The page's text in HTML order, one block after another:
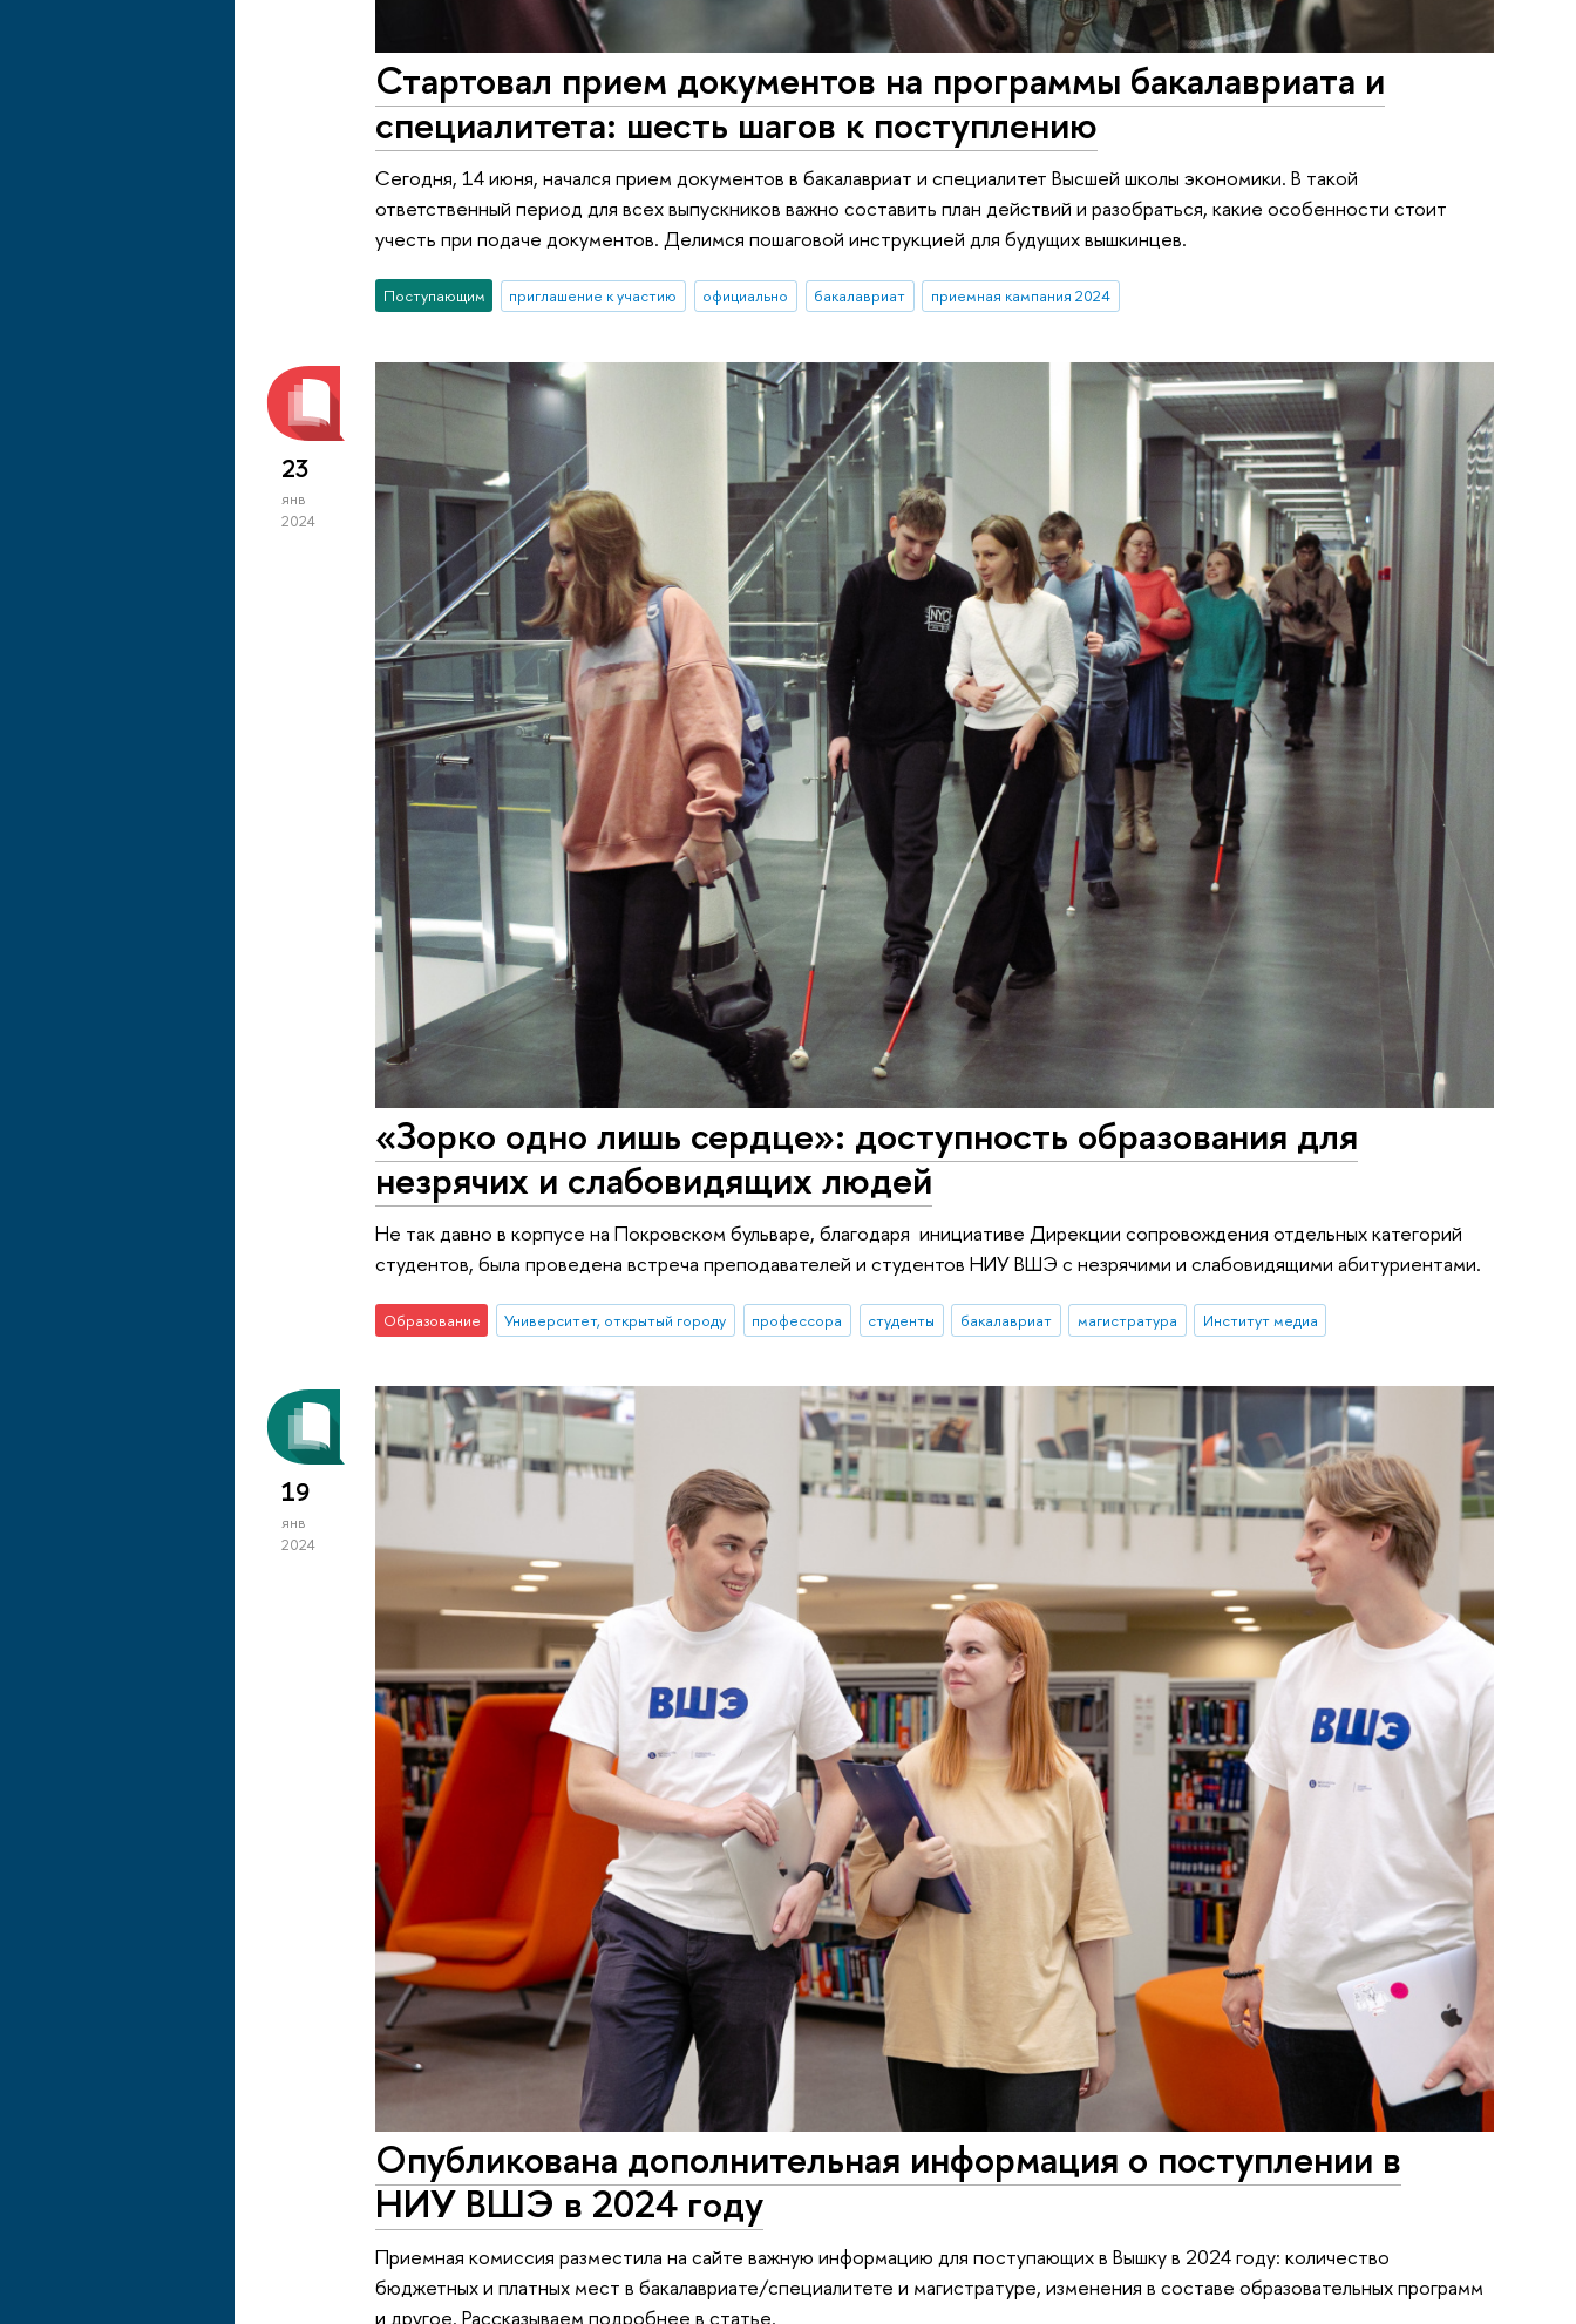
Стартовал прием документов на программы бакалавриата и
специалитета: шесть шагов к поступлению
Сегодня, 14 июня, начался прием документов в бакалавриат и специалитет Высшей школы экономики. В такой
ответственный период для всех выпускников важно составить план действий и разобраться, какие особенности стоит
учесть при подаче документов. Делимся пошаговой инструкцией для будущих вышкинцев.
Поступающим приглашение к участию официально бакалавриат приемная кампания 2024
23
янв
2024
«Зорко одно лишь сердце»: доступность образования для
незрячих и слабовидящих людей
Не так давно в корпусе на Покровском бульваре, благодаря инициативе Дирекции сопровождения отдельных категорий
студентов, была проведена встреча преподавателей и студентов НИУ ВШЭ с незрячими и слабовидящими абитуриентами.
Образование Университет, открытый городу профессора студенты бакалавриат магистратура Институт медиа
19
янв
2024
Опубликована дополнительная информация о поступлении в
НИУ ВШЭ в 2024 году
Приемная комиссия разместила на сайте важную информацию для поступающих в Вышку в 2024 году: количество
бюджетных и платных мест в бакалавриате/специалитете и магистратуре, изменения в составе образовательных программ
и другое. Рассказываем подробнее в статье.